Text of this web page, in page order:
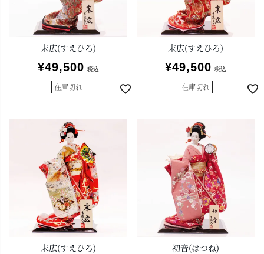
末広(すえひろ)
¥49,500 税込
在庫切れ
末広(すえひろ)
¥49,500 税込
在庫切れ
末広(すえひろ) 初音(はつね)